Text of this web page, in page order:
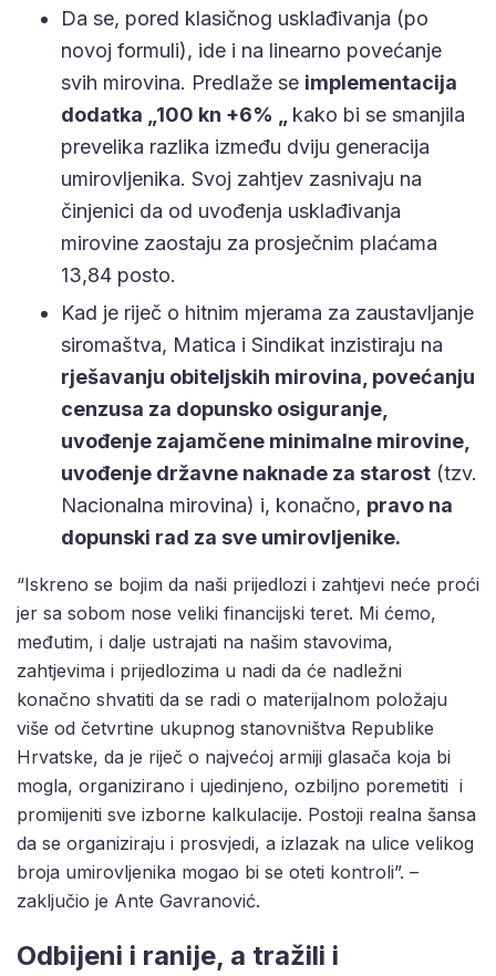
Da se, pored klasičnog usklađivanja (po
novoj formuli), ide i na linearno povećanje
svih mirovina. Predlaže se implementacija
dodatka „100 kn +6% „ kako bi se smanjila
prevelika razlika između dviju generacija
umirovljenika. Svoj zahtjev zasnivaju na
činjenici da od uvođenja usklađivanja
mirovine zaostaju za prosječnim plaćama
13,84 posto.
Kad je riječ o hitnim mjerama za zaustavljanje
siromaštva, Matica i Sindikat inzistiraju na
rješavanju obiteljskih mirovina, povećanju
cenzusa za dopunsko osiguranje,
uvođenje zajamčene minimalne mirovine,
uvođenje državne naknade za starost (tzv.
Nacionalna mirovina) i, konačno, pravo na
dopunski rad za sve umirovljenike.
“Iskreno se bojim da naši prijedlozi i zahtjevi neće proći
jer sa sobom nose veliki financijski teret. Mi ćemo,
međutim, i dalje ustrajati na našim stavovima,
zahtjevima i prijedlozima u nadi da će nadležni
konačno shvatiti da se radi o materijalnom položaju
više od četvrtine ukupnog stanovništva Republike
Hrvatske, da je riječ o najvećoj armiji glasača koja bi
mogla, organizirano i ujedinjeno, ozbiljno poremetiti i
promijeniti sve izborne kalkulacije. Postoji realna šansa
da se organiziraju i prosvjedi, a izlazak na ulice velikog
broja umirovljenika mogao bi se oteti kontroli”. –
zaključio je Ante Gavranović.
Odbijeni i ranije, a tražili i